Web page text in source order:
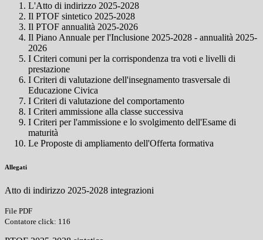
L'Atto di indirizzo 2025-2028
Il PTOF sintetico 2025-2028
Il PTOF annualità 2025-2026
Il Piano Annuale per l'Inclusione 2025-2028 - annualità 2025-
2026
I Criteri comuni per la corrispondenza tra voti e livelli di
prestazione
I Criteri di valutazione dell'insegnamento trasversale di
Educazione Civica
I Criteri di valutazione del comportamento
I Criteri ammissione alla classe successiva
I Criteri per l'ammissione e lo svolgimento dell'Esame di
maturità
Le Proposte di ampliamento dell'Offerta formativa
Allegati
Atto di indirizzo 2025-2028 integrazioni
File PDF
Contatore click: 116